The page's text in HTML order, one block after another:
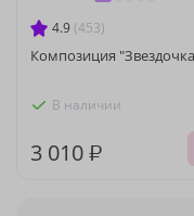
4.9 (453)
Композиция
В наличии
3 010 ₽